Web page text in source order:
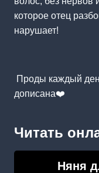
которое отец
нарушает!
Проды каждый
дописана❤️
Читать
Няня